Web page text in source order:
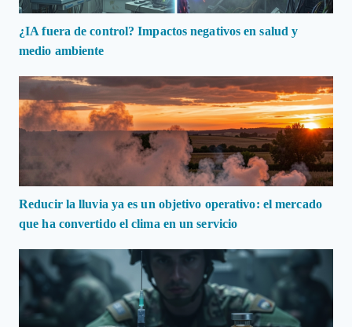
¿IA fuera de control? Impactos negativos en salud y
medio ambiente
Reducir la lluvia ya es un objetivo operativo: el mercado
que ha convertido el clima en un servicio